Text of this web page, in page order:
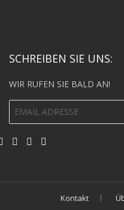
SCHREIBEN SIE UNS:
WIR RUFEN SIE BALD AN!
Kontakt